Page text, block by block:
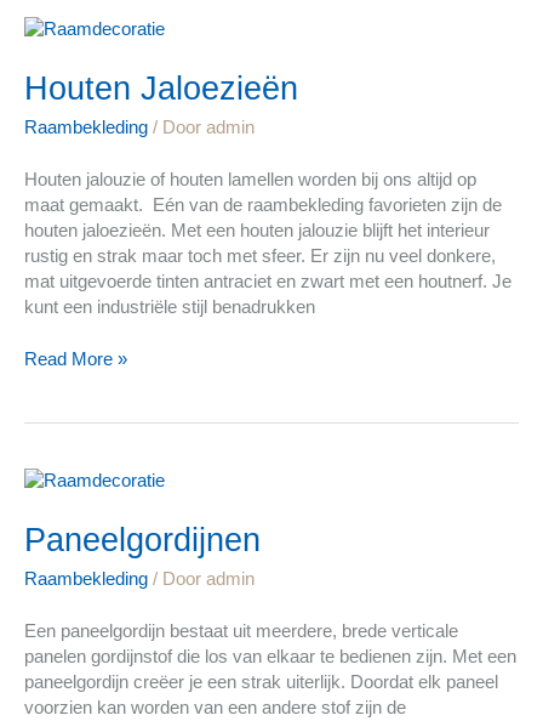
Houten Jaloezieën
Raambekleding / Door admin
Houten jalouzie of houten lamellen worden bij ons altijd op
maat gemaakt. Eén van de raambekleding favorieten zijn de
houten jaloezieën. Met een houten jalouzie blijft het interieur
rustig en strak maar toch met sfeer. Er zijn nu veel donkere,
mat uitgevoerde tinten antraciet en zwart met een houtnerf. Je
kunt een industriële stijl benadrukken
Houten
Read More »
Paneelgordijnen
Raambekleding / Door admin
Een paneelgordijn bestaat uit meerdere, brede verticale
panelen gordijnstof die los van elkaar te bedienen zijn. Met een
paneelgordijn creëer je een strak uiterlijk. Doordat elk paneel
voorzien kan worden van een andere stof zijn de
Paneelgordijnen